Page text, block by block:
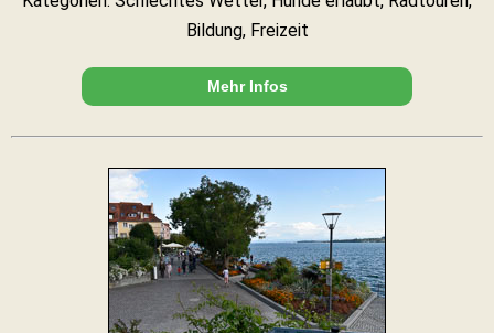
Bildung, Freizeit
Mehr Infos